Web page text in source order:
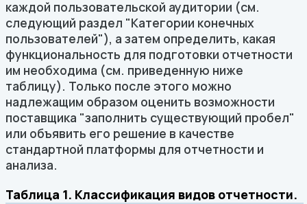
каждой пользовательской аудитории (см.
следующий раздел "Категории конечных
пользователей"), а затем определить, какая
функциональность для подготовки отчетности
им необходима (см. приведенную ниже
таблицу). Только после этого можно
надлежащим образом оценить возможности
поставщика "заполнить существующий пробел"
или объявить его решение в качестве
стандартной платформы для отчетности и
анализа.
Таблица 1. Классификация видов отчетности.